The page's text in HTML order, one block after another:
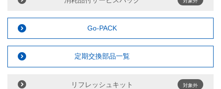
Go-PACK
定期交換部品一覧
リフレッシュキット 対象外